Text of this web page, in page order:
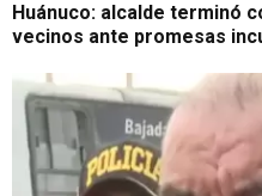
Huánuco: alcalde terminó
vecinos ante promesas